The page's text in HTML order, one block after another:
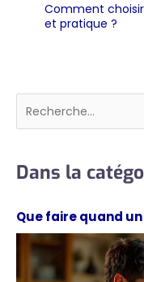
Comment
et pratique ?
Rechercher
Dans la
Que faire quand